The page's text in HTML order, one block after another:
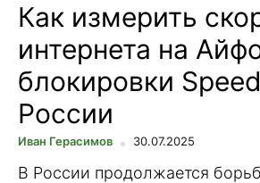
Как измерить
интернета на
блокировки
России
Иван Герасимов 30.07.2025
В России продолжается